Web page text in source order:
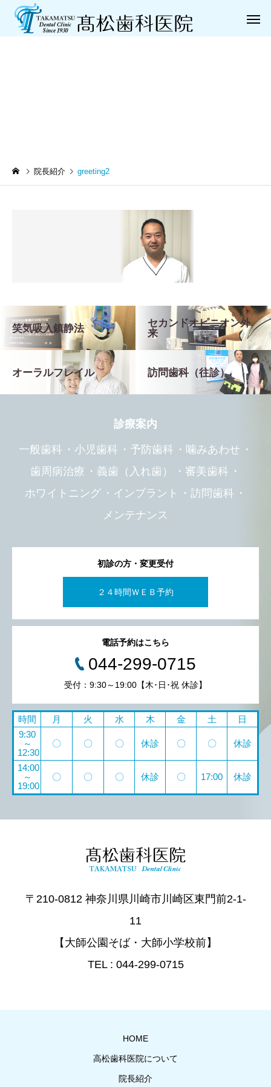
歯周病治療
院長紹介 greeting2
笑気吸入鎮静法
セカンドオピニオン外
来
オーラルフレイル 訪問歯科（往診）
診療案内
一般歯科 小児歯科 予防歯科
噛みあわせ
歯周病治療
義歯（入れ歯）
審美歯科
ホワイトニング
インプラント
訪問歯科
メンテナンス
初診の方・変更受付
２４時間ＷＥＢ予約
電話予約はこちら
044-299-0715
受付：9:30～19:00【木･日･祝 休診】
時間 月 火 水 木 金 土
日
9:30
～
12:30
〇 〇 〇 休診 〇 〇 休診
14:00
～
19:00
〇 〇 〇 休診 〇 17:00 休診
〒210-0812 神奈川県川崎市川崎区東門前2-1-
11
【大師公園そば・大師小学校前】
TEL : 044-299-0715
HOME
高松歯科医院について
院長紹介